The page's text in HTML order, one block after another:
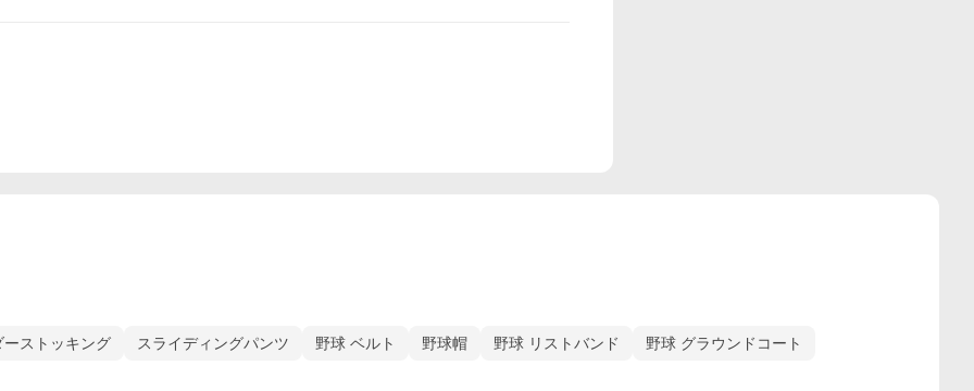
ストッキング スライディングパンツ 野球 ベルト 野球帽 野球 リストバンド 野球 グラウンドコート